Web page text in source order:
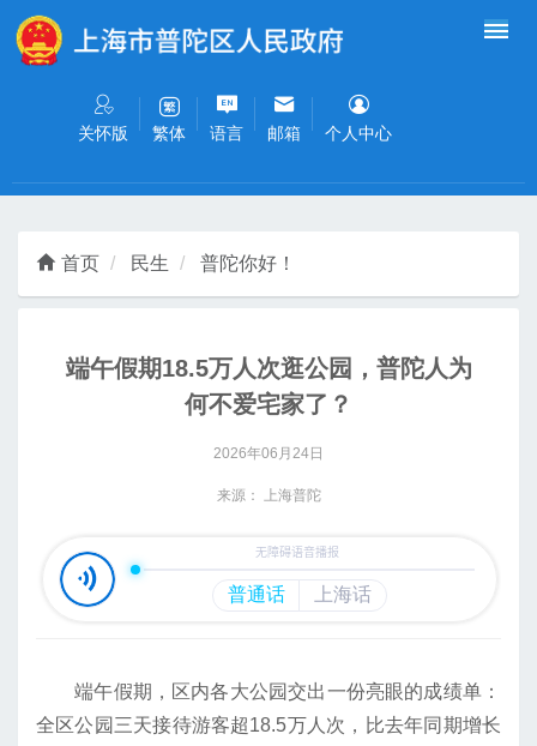
无障碍操作说明
关怀版 繁体 语言 邮箱 个人中心
首页 民生 普陀你好！
端午假期18.5万人次逛公园，普陀人为
何不爱宅家了？
2026年06月24日
来源： 上海普陀
端午假期，区内各大公园交出一份亮眼的成绩单：
全区公园三天接待游客超18.5万人次，比去年同期增长